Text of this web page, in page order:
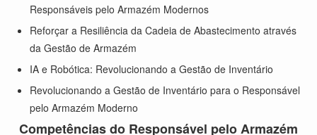
Responsáveis pelo Armazém Modernos
Reforçar a Resiliência da Cadeia de Abastecimento através
da Gestão de Armazém
IA e Robótica: Revolucionando a Gestão de Inventário
Revolucionando a Gestão de Inventário para o Responsável
pelo Armazém Moderno
Competências do Responsável pelo Armazém